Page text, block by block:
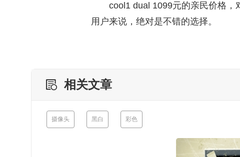
cool1 dual 1099元的亲民价格，
用户来说，绝对是不错的选择。
相关文章
摄像头 黑白 彩色